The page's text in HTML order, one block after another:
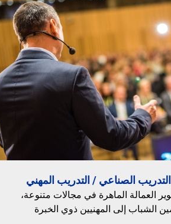
الصناعي / التدريب المهني
العمالة الماهرة في مجالات متنوعة،